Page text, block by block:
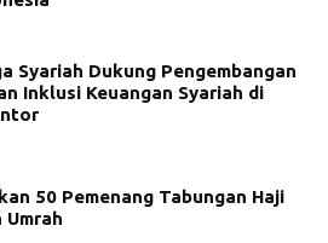
Syariah Dukung Pengembangan
Inklusi Keuangan Syariah di
50 Pemenang Tabungan Haji
Umrah